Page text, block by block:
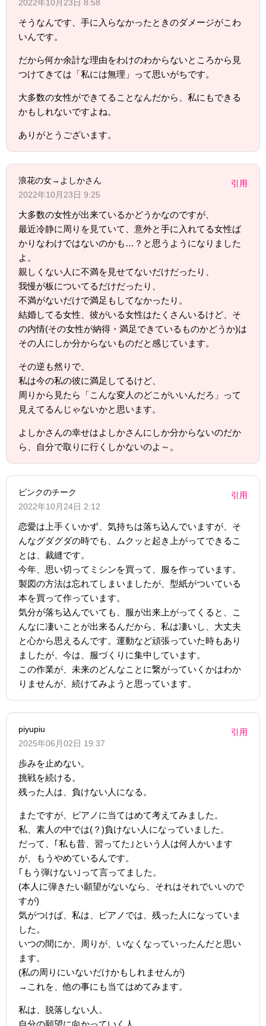
2022年10月23日 8:58
そうなんです、手に入らなかったときのダメージがこわ
いんです。
だから何か余計な理由をわけのわからないところから見
つけてきては「私には無理」って思いがちです。
大多数の女性ができてることなんだから、私にもできる
かもしれないですよね。
ありがとうございます。
浪花の女→よしかさん
2022年10月23日 9:25
引用
大多数の女性が出来ているかどうかなのですが、
最近冷静に周りを見ていて、意外と手に入れてる女性ば
かりなわけではないのかも…？と思うようになりました
よ。
親しくない人に不満を見せてないだけだったり、
我慢が板についてるだけだったり、
不満がないだけで満足もしてなかったり。
結婚してる女性、彼がいる女性はたくさんいるけど、そ
の内情(その女性が納得・満足できているものかどうか)は
その人にしか分からないものだと感じています。
その逆も然りで、
私は今の私の彼に満足してるけど、
周りから見たら「こんな変人のどこがいいんだろ」って
見えてるんじゃないかと思います。
よしかさんの幸せはよしかさんにしか分からないのだか
ら、自分で取りに行くしかないのよ～。
ピンクのチーク
2022年10月24日 2:12
引用
恋愛は上手くいかず、気持ちは落ち込んでいますが、そ
んなグダグダの時でも、ムクッと起き上がってできるこ
とは、裁縫です。
今年、思い切ってミシンを買って、服を作っています。
製図の方法は忘れてしまいましたが、型紙がついている
本を買って作っています。
気分が落ち込んでいても、服が出来上がってくると、こ
んなに凄いことが出来るんだから、私は凄いし、大丈夫
と心から思えるんです。運動など頑張っていた時もあり
ましたが、今は、服づくりに集中しています。
この作業が、未来のどんなことに繋がっていくかはわか
りませんが、続けてみようと思っています。
piyupiu
2025年06月02日 19:37
引用
歩みを止めない。
挑戦を続ける。
残った人は、負けない人になる。
またですが、ピアノに当てはめて考えてみました。
私、素人の中では(？)負けない人になっていました。
だって、｢私も昔、習ってた｣という人は何人かいます
が、もうやめているんです。
｢もう弾けない｣って言ってました。
(本人に弾きたい願望がないなら、それはそれでいいので
すが)
気がつけば、私は、ピアノでは、残った人になっていま
した。
いつの間にか、周りが、いなくなっていったんだと思い
ます。
(私の周りにいないだけかもしれませんが)
→これを、他の事にも当てはめてみます。
私は、脱落しない人。
自分の願望に向かっていく人。